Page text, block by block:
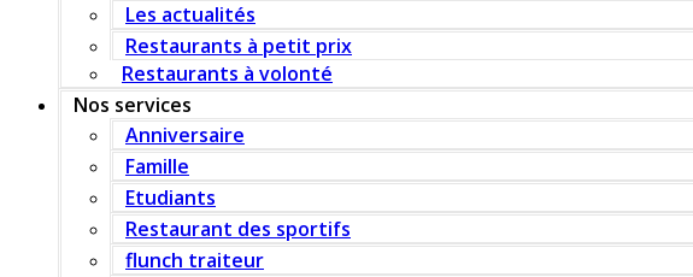
Les actualités
Restaurants à petit prix
Restaurants à volonté
Nos services
Anniversaire
Famille
Etudiants
Restaurant des sportifs
flunch traiteur